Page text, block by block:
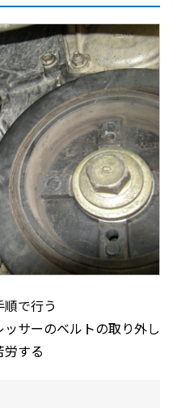
で行う
サーのベルトの取り外し
する